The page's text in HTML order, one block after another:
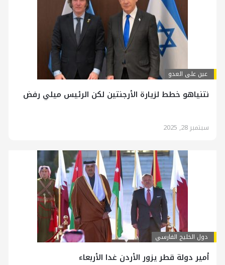
عين على العدو
نتنياهو خطط لزيارة الأرجنتين لكن الرئيس ميلي رفض
سبتمبر 28, 2025
دول الخليج الفارسي
أمير دولة قطر يزور الأردن غدا الأربعاء